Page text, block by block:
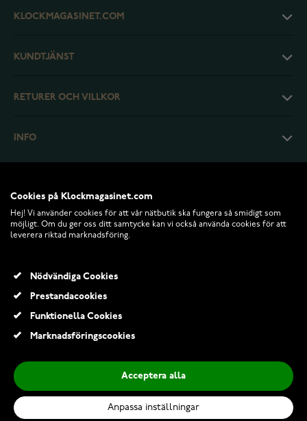
KLOCKMAGASINET.COM
KUNDTJÄNST
RETURER OCH VILLKOR
INFO
Lägg till i kundvagn
Cookies på Klockmagasinet.com
Hej! Vi använder cookies för att vår nätbutik ska fungera så smidigt som
möjligt. Om du ger oss ditt samtycke kan vi också använda cookies för att
leverera riktad marknadsföring.
Nödvändiga Cookies
Prestandacookies
Funktionella Cookies
Marknadsföringscookies
Acceptera alla
Anpassa inställningar